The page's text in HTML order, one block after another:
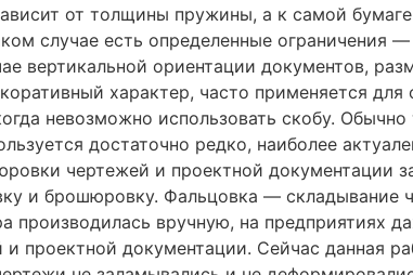
от толщины пружины, а к самой
случае есть определенные ограничения
вертикальной ориентации документов,
характер, часто применяется
невозможно использовать скобу.
достаточно редко, наиболее
чертежей и проектной документации
и брошюровку. Фальцовка — складывание
вручную, на предприятиях
проектной документации. Сейчас данная